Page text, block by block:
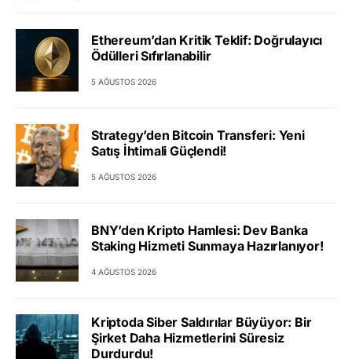
Ethereum’dan Kritik Teklif: Doğrulayıcı
Ödülleri Sıfırlanabilir
5 AĞUSTOS 2026
Strategy’den Bitcoin Transferi: Yeni
Satış İhtimali Güçlendi!
5 AĞUSTOS 2026
BNY’den Kripto Hamlesi: Dev Banka
Staking Hizmeti Sunmaya Hazırlanıyor!
4 AĞUSTOS 2026
Kriptoda Siber Saldırılar Büyüyor: Bir
Şirket Daha Hizmetlerini Süresiz
Durdurdu!